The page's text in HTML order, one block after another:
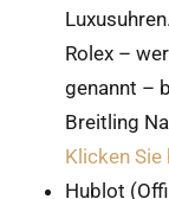
Rolex –
genannt –
Breitling
Klicken Sie
Hublot